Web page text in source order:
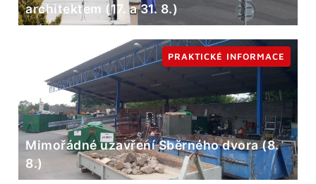
architektem (17. a 31. 8.)
Mimořádné uzavření Sběrného dvora (8.
8.)
PRAKTICKÉ INFORMACE